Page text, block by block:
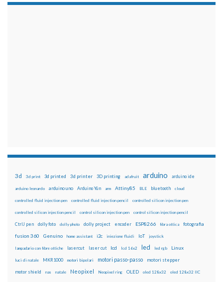
3d 3d print 3d printed 3d printer 3D printing adafruit arduino arduino ide
arduino leonardo arduino uno Arduino Yún arm Attiny85 BLE bluetooth cloud
controlled fluid injection pen controlled fluid injection pencil controlled silicon injection pen
controlled silicon injection pencil control silicon injection pen control silicon injection pencil
CtrlJ pen dolly foto dolly photo dolly project encoder ESP8266 fibra ottica fotografia
fusion 360 Genuino home assistant i2c iniezione fluidi IoT joystick
lampadario con fibre ottiche lasercut laser cut lcd lcd 16x2 led led rgb Linux
luci di natale MKR1000 motori bipolari motori passo-passo motori stepper
motor shield nas natale Neopixel Neopixel ring OLED oled 128x32 oled 128x32 IIC